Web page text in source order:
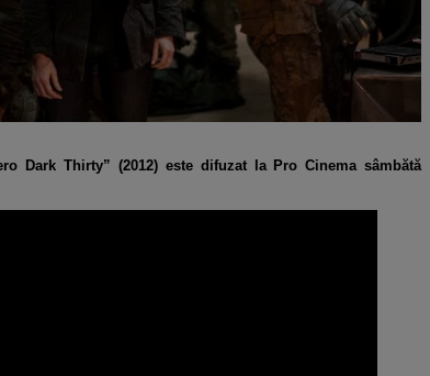
Dark Thirty” (2012) este difuzat la Pro Cinema sâmbătă